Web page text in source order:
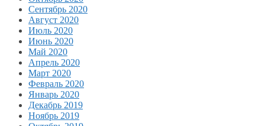
Сентябрь 2020
Август 2020
Июль 2020
Июнь 2020
Май 2020
Апрель 2020
Март 2020
Февраль 2020
Январь 2020
Декабрь 2019
Ноябрь 2019